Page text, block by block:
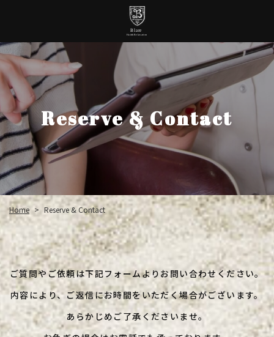
Reserve & Contact
Home > Reserve & Contact
ご質問やご依頼は下記フォームよりお問い合わせください。
内容により、ご返信にお時間をいただく場合がございます。
​​​​​​​あらかじめご了承くださいませ。